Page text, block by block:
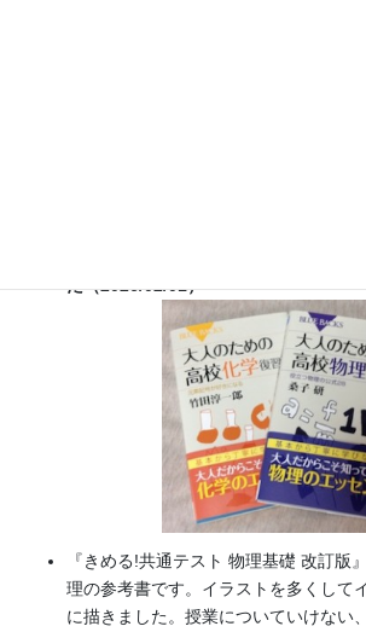
た（2026/02/01）
『きめる!共通テスト 物理基礎 改訂
理の参考書です。イラストを多くして
に描きました。授業についていけない